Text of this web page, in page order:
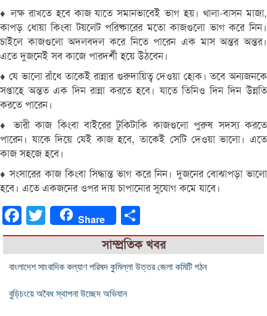
♦ লক্ষ রাখতে হবে কাজ যাতে সমানভাবেই ভাগ হয়। থালা-বাসন মাজা,
কাপড় ধোয়া কিংবা টয়লেট পরিষ্কারের মতো কাজগুলো ভাগ করে নিন।
চাইলে কাজগুলো অদলবদল করে নিতে পারেন এক মাস অন্তর অন্তর।
এতে দুজনেই সব কাজে পারদর্শী হয়ে উঠবেন।
♦ যে ভালো রাঁধে তাকেই রান্নার গুরুদায়িত্ব দেওয়া হোক। তবে অন্যজনকে
সপ্তাহে অন্তত এক দিন রান্না করতে হবে। যাতে তিনিও দিন দিন উন্নতি
করতে পারেন।
♦ ভারী কাজ কিংবা বাইরের টুকিটাকি কাজগুলো পুরুষ সদস্য করতে
পারেন। যাকে দিয়ে যেই কাজ হবে, তাকেই সেটি দেওয়া ভালো। এতে
কাজ সহজে হবে।
♦ সংসারের কাজ কিংবা সিদ্ধান্ত ভাগ করে নিন। দুজনের বোঝাপড়া ভালো
হবে। এতে একজনের ওপর দায় চাপানোর সুযোগ কমে যাবে।
FacebookTwitter Share
সাম্প্রতিক খবর
বাংলাদেশ সাংবাদিক কল্যাণ পরিষদ কুমিল্লা উত্তর জেলা কমিটি গঠন
বুড়িচংয়ে অবৈধ স্থাপনা উচ্ছেদ অভিযান